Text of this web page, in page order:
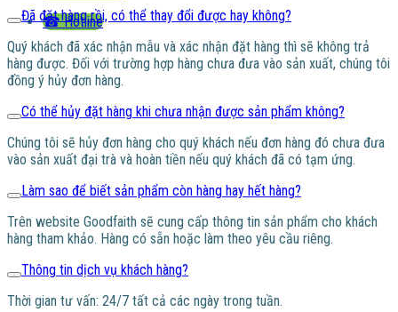
☎ Hotline
Đã đặt hàng rồi, có thể thay đổi được hay không?
Quý khách đã xác nhận mẫu và xác nhận đặt hàng thì sẽ không trả
hàng được. Đối với trường hợp hàng chưa đưa vào sản xuất, chúng tôi
đồng ý hủy đơn hàng.
Có thể hủy đặt hàng khi chưa nhận được sản phẩm không?
Chúng tôi sẽ hủy đơn hàng cho quý khách nếu đơn hàng đó chưa đưa
vào sản xuất đại trà và hoàn tiền nếu quý khách đã có tạm ứng.
Làm sao để biết sản phẩm còn hàng hay hết hàng?
Trên website Goodfaith sẽ cung cấp thông tin sản phẩm cho khách
hàng tham khảo. Hàng có sẵn hoặc làm theo yêu cầu riêng.
Thông tin dịch vụ khách hàng?
Thời gian tư vấn: 24/7 tất cả các ngày trong tuần.